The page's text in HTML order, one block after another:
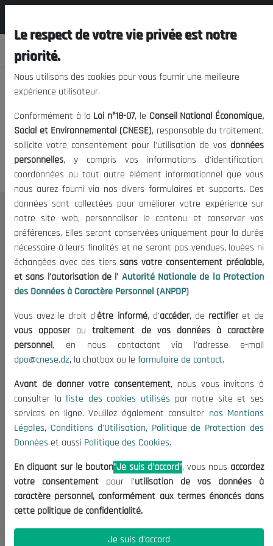
Nous vous prions de nous
excuser, mais l'accès à ce
contenu est restreint.
Le CNESE
A Propos
Le président
Organisation
Publications
Informations utiles
Appels d'offres et Consultations
Mentions Légales
Conditions d'Utilisation
Politique de Protection des Données
Politique des Cookies
Nous Contacter
(+213) 021 98 01 00|01|02
contact@cnese.dz
Suggestions ou Initiatives ?
Newsletter
dernières nouvelles.
Le respect de votre vie privée est notre
priorité.
Nous utilisons des cookies pour vous fournir une meilleure
expérience utilisateur.
Conformément à la Loi n°18-07, le Conseil National Économique,
Social et Environnemental (CNESE), responsable du traitement,
sollicite votre consentement pour l'utilisation de vos données
personnelles, y compris vos informations d'identification,
coordonnées ou tout autre élément informationnel que vous
nous aurez fourni via nos divers formulaires et supports. Ces
données sont collectées pour améliorer votre expérience sur
notre site web, personnaliser le contenu et conserver vos
préférences. Elles seront conservées uniquement pour la durée
nécessaire à leurs finalités et ne seront pas vendues, louées ni
échangées avec des tierssans votre consentement préalable,
et sans l'autorisation de l' Autorité Nationale de la Protection
des Données à Caractère Personnel (ANPDP)
Vous avez le droit d'être informé, d'accéder, de rectifieret de
vous opposerautraitement de vos données à caractère
personnel, en nous contactant via l'adresse e-mail
dpo@cnese.dz, la chatbox ou le formulaire de contact.
Avant de donner votre consentement, nous vous invitons à
consulter la liste des cookies utilisés par notre site et ses
services en ligne. Veuillez également consulter nos Mentions
Légales, Conditions d'Utilisation, Politique de Protection des
Données et aussi Politique des Cookies.
En cliquant sur le bouton"Je suis d'accord", vous nous accordez
votre consentement pour l'utilisation de vos données à
caractère personnel, conformément aux termes énoncés dans
cette politique de confidentialité.
Je suis d'accord